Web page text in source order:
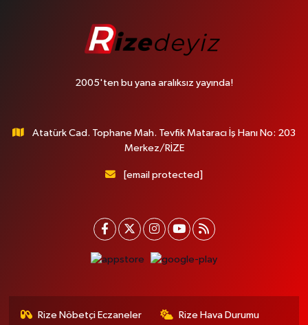
2005'ten bu yana aralıksız yayında!
Atatürk Cad. Tophane Mah. Tevfik Mataracı İş Hanı No: 203
Merkez/RİZE
[email protected]
Rize Nöbetçi Eczaneler Rize Hava Durumu